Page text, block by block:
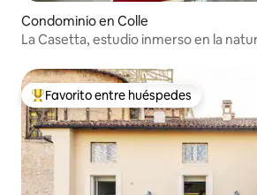
Condominio en Colle
La Casetta, estudio inmerso en la
De los mejores en Favorito entre
Favorito entre huéspedes